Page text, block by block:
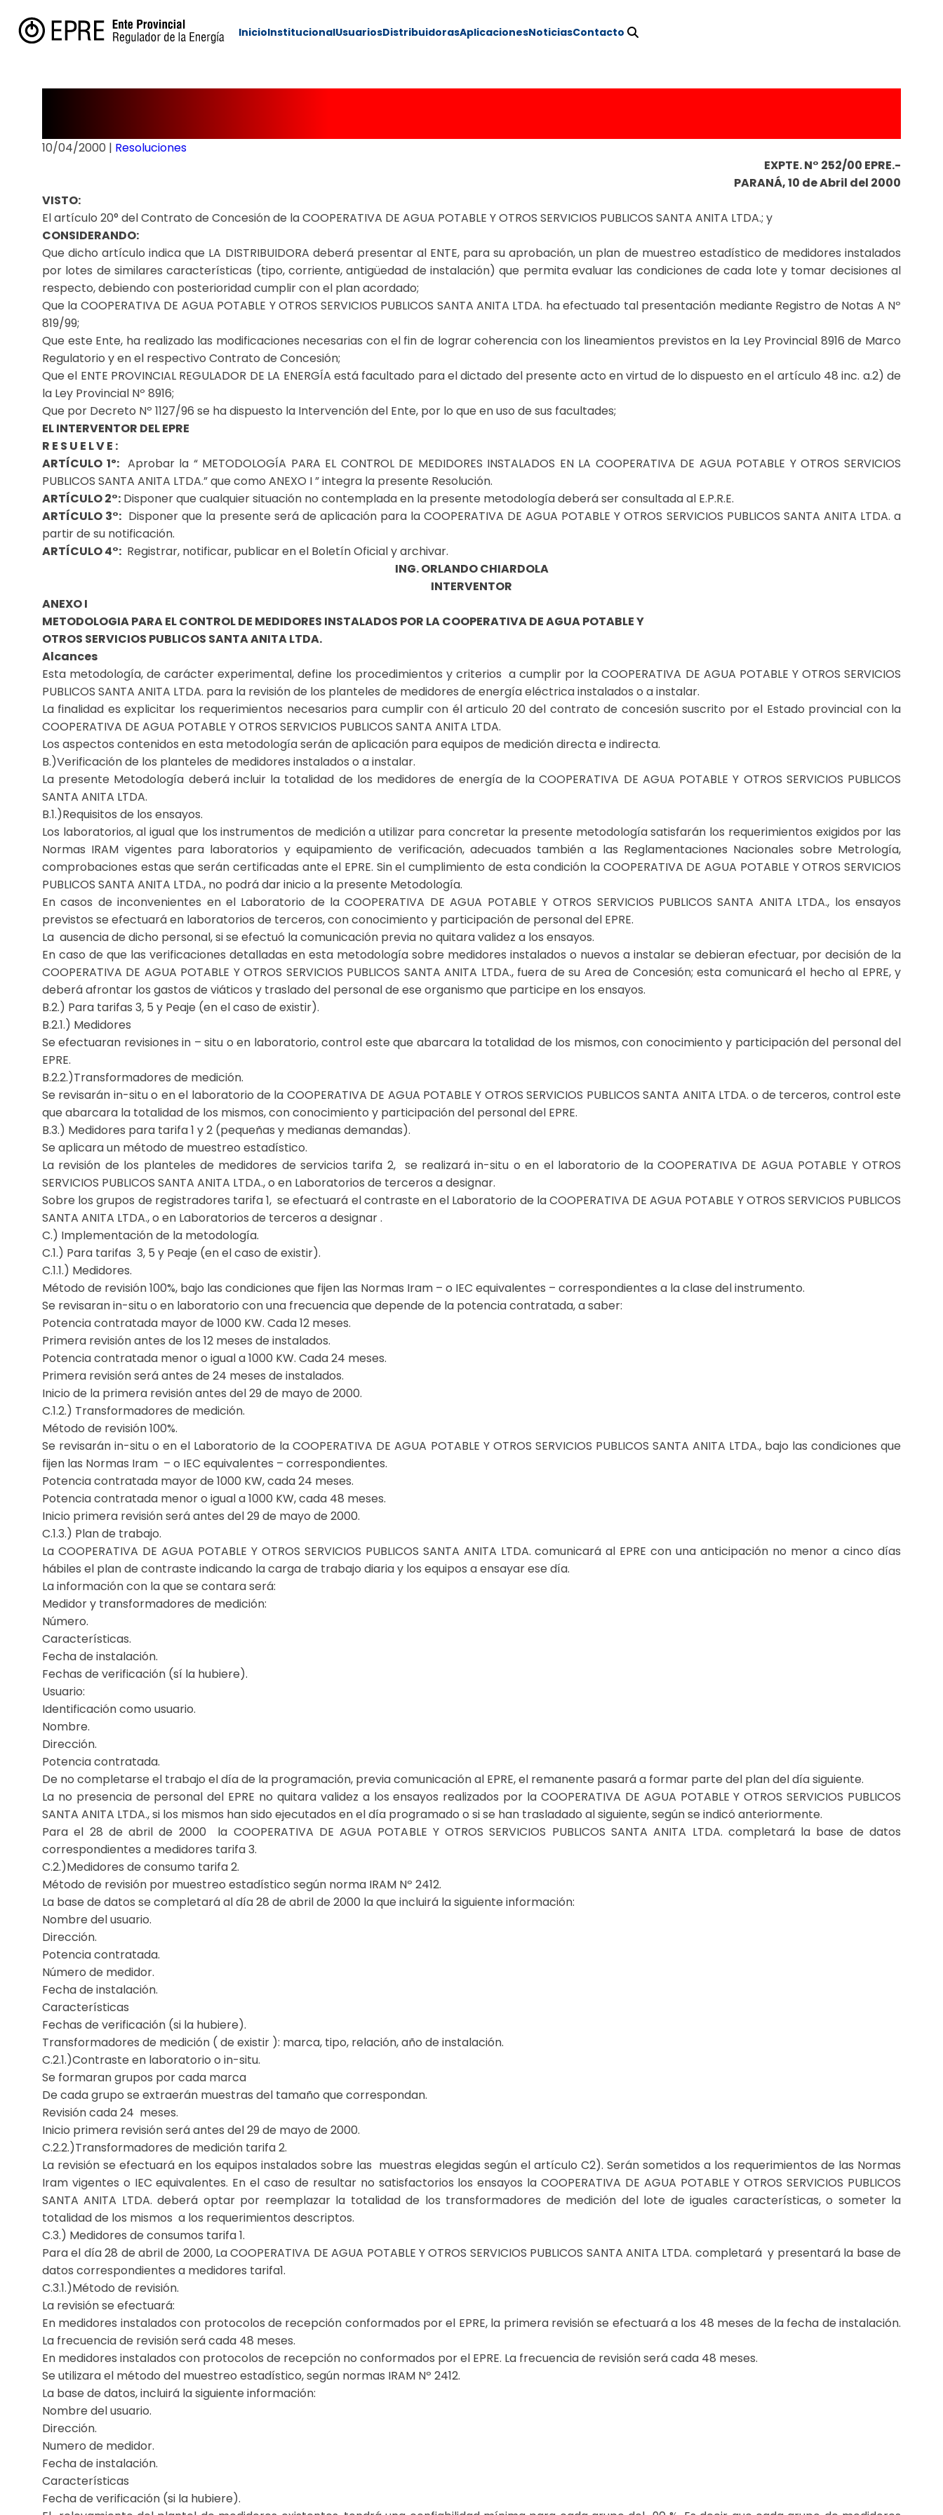
InicioInstitucionalUsuariosDistribuidorasAplicacionesNoticiasContacto
10/04/2000 | Resoluciones
EXPTE. N° 252/00 EPRE.-
PARANÁ, 10 de Abril del 2000
VISTO:
El artículo 20° del Contrato de Concesión de la COOPERATIVA DE AGUA POTABLE Y OTROS SERVICIOS PUBLICOS SANTA ANITA LTDA.; y
CONSIDERANDO:
Que dicho artículo indica que LA DISTRIBUIDORA deberá presentar al ENTE, para su aprobación, un plan de muestreo estadístico de medidores instalados
por lotes de similares características (tipo, corriente, antigüedad de instalación) que permita evaluar las condiciones de cada lote y tomar decisiones al
respecto, debiendo con posterioridad cumplir con el plan acordado;
Que la COOPERATIVA DE AGUA POTABLE Y OTROS SERVICIOS PUBLICOS SANTA ANITA LTDA. ha efectuado tal presentación mediante Registro de Notas A Nº
819/99;
Que este Ente, ha realizado las modificaciones necesarias con el fin de lograr coherencia con los lineamientos previstos en la Ley Provincial 8916 de Marco
Regulatorio y en el respectivo Contrato de Concesión;
Que el ENTE PROVINCIAL REGULADOR DE LA ENERGÍA está facultado para el dictado del presente acto en virtud de lo dispuesto en el artículo 48 inc. a.2) de
la Ley Provincial Nº 8916;
Que por Decreto Nº 1127/96 se ha dispuesto la Intervención del Ente, por lo que en uso de sus facultades;
EL INTERVENTOR DEL EPRE
R E S U E L V E :
ARTÍCULO 1º: Aprobar la “ METODOLOGÍA PARA EL CONTROL DE MEDIDORES INSTALADOS EN LA COOPERATIVA DE AGUA POTABLE Y OTROS SERVICIOS
PUBLICOS SANTA ANITA LTDA.” que como ANEXO I ” integra la presente Resolución.
ARTÍCULO 2°: Disponer que cualquier situación no contemplada en la presente metodología deberá ser consultada al E.P.R.E.
ARTÍCULO 3°: Disponer que la presente será de aplicación para la COOPERATIVA DE AGUA POTABLE Y OTROS SERVICIOS PUBLICOS SANTA ANITA LTDA. a
partir de su notificación.
ARTÍCULO 4°: Registrar, notificar, publicar en el Boletín Oficial y archivar.
ING. ORLANDO CHIARDOLA
INTERVENTOR
ANEXO I
METODOLOGIA PARA EL CONTROL DE MEDIDORES INSTALADOS POR LA COOPERATIVA DE AGUA POTABLE Y
OTROS SERVICIOS PUBLICOS SANTA ANITA LTDA.
Alcances
Esta metodología, de carácter experimental, define los procedimientos y criterios a cumplir por la COOPERATIVA DE AGUA POTABLE Y OTROS SERVICIOS
PUBLICOS SANTA ANITA LTDA. para la revisión de los planteles de medidores de energía eléctrica instalados o a instalar.
La finalidad es explicitar los requerimientos necesarios para cumplir con él articulo 20 del contrato de concesión suscrito por el Estado provincial con la
COOPERATIVA DE AGUA POTABLE Y OTROS SERVICIOS PUBLICOS SANTA ANITA LTDA.
Los aspectos contenidos en esta metodología serán de aplicación para equipos de medición directa e indirecta.
B.)Verificación de los planteles de medidores instalados o a instalar.
La presente Metodología deberá incluir la totalidad de los medidores de energía de la COOPERATIVA DE AGUA POTABLE Y OTROS SERVICIOS PUBLICOS
SANTA ANITA LTDA.
B.1.)Requisitos de los ensayos.
Los laboratorios, al igual que los instrumentos de medición a utilizar para concretar la presente metodología satisfarán los requerimientos exigidos por las
Normas IRAM vigentes para laboratorios y equipamiento de verificación, adecuados también a las Reglamentaciones Nacionales sobre Metrología,
comprobaciones estas que serán certificadas ante el EPRE. Sin el cumplimiento de esta condición la COOPERATIVA DE AGUA POTABLE Y OTROS SERVICIOS
PUBLICOS SANTA ANITA LTDA., no podrá dar inicio a la presente Metodología.
En casos de inconvenientes en el Laboratorio de la COOPERATIVA DE AGUA POTABLE Y OTROS SERVICIOS PUBLICOS SANTA ANITA LTDA., los ensayos
previstos se efectuará en laboratorios de terceros, con conocimiento y participación de personal del EPRE.
La ausencia de dicho personal, si se efectuó la comunicación previa no quitara validez a los ensayos.
En caso de que las verificaciones detalladas en esta metodología sobre medidores instalados o nuevos a instalar se debieran efectuar, por decisión de la
COOPERATIVA DE AGUA POTABLE Y OTROS SERVICIOS PUBLICOS SANTA ANITA LTDA., fuera de su Area de Concesión; esta comunicará el hecho al EPRE, y
deberá afrontar los gastos de viáticos y traslado del personal de ese organismo que participe en los ensayos.
B.2.) Para tarifas 3, 5 y Peaje (en el caso de existir).
B.2.1.) Medidores
Se efectuaran revisiones in – situ o en laboratorio, control este que abarcara la totalidad de los mismos, con conocimiento y participación del personal del
EPRE.
B.2.2.)Transformadores de medición.
Se revisarán in-situ o en el laboratorio de la COOPERATIVA DE AGUA POTABLE Y OTROS SERVICIOS PUBLICOS SANTA ANITA LTDA. o de terceros, control este
que abarcara la totalidad de los mismos, con conocimiento y participación del personal del EPRE.
B.3.) Medidores para tarifa 1 y 2 (pequeñas y medianas demandas).
Se aplicara un método de muestreo estadístico.
La revisión de los planteles de medidores de servicios tarifa 2, se realizará in-situ o en el laboratorio de la COOPERATIVA DE AGUA POTABLE Y OTROS
SERVICIOS PUBLICOS SANTA ANITA LTDA., o en Laboratorios de terceros a designar.
Sobre los grupos de registradores tarifa 1, se efectuará el contraste en el Laboratorio de la COOPERATIVA DE AGUA POTABLE Y OTROS SERVICIOS PUBLICOS
SANTA ANITA LTDA., o en Laboratorios de terceros a designar .
C.) Implementación de la metodología.
C.1.) Para tarifas 3, 5 y Peaje (en el caso de existir).
C.1.1.) Medidores.
Método de revisión 100%, bajo las condiciones que fijen las Normas Iram – o IEC equivalentes – correspondientes a la clase del instrumento.
Se revisaran in-situ o en laboratorio con una frecuencia que depende de la potencia contratada, a saber:
Potencia contratada mayor de 1000 KW. Cada 12 meses.
Primera revisión antes de los 12 meses de instalados.
Potencia contratada menor o igual a 1000 KW. Cada 24 meses.
Primera revisión será antes de 24 meses de instalados.
Inicio de la primera revisión antes del 29 de mayo de 2000.
C.1.2.) Transformadores de medición.
Método de revisión 100%.
Se revisarán in-situ o en el Laboratorio de la COOPERATIVA DE AGUA POTABLE Y OTROS SERVICIOS PUBLICOS SANTA ANITA LTDA., bajo las condiciones que
fijen las Normas Iram – o IEC equivalentes – correspondientes.
Potencia contratada mayor de 1000 KW, cada 24 meses.
Potencia contratada menor o igual a 1000 KW, cada 48 meses.
Inicio primera revisión será antes del 29 de mayo de 2000.
C.1.3.) Plan de trabajo.
La COOPERATIVA DE AGUA POTABLE Y OTROS SERVICIOS PUBLICOS SANTA ANITA LTDA. comunicará al EPRE con una anticipación no menor a cinco días
hábiles el plan de contraste indicando la carga de trabajo diaria y los equipos a ensayar ese día.
La información con la que se contara será:
Medidor y transformadores de medición:
Número.
Características.
Fecha de instalación.
Fechas de verificación (sí la hubiere).
Usuario:
Identificación como usuario.
Nombre.
Dirección.
Potencia contratada.
De no completarse el trabajo el día de la programación, previa comunicación al EPRE, el remanente pasará a formar parte del plan del día siguiente.
La no presencia de personal del EPRE no quitara validez a los ensayos realizados por la COOPERATIVA DE AGUA POTABLE Y OTROS SERVICIOS PUBLICOS
SANTA ANITA LTDA., si los mismos han sido ejecutados en el día programado o si se han trasladado al siguiente, según se indicó anteriormente.
Para el 28 de abril de 2000 la COOPERATIVA DE AGUA POTABLE Y OTROS SERVICIOS PUBLICOS SANTA ANITA LTDA. completará la base de datos
correspondientes a medidores tarifa 3.
C.2.)Medidores de consumo tarifa 2.
Método de revisión por muestreo estadístico según norma IRAM Nº 2412.
La base de datos se completará al día 28 de abril de 2000 la que incluirá la siguiente información:
Nombre del usuario.
Dirección.
Potencia contratada.
Número de medidor.
Fecha de instalación.
Características
Fechas de verificación (si la hubiere).
Transformadores de medición ( de existir ): marca, tipo, relación, año de instalación.
C.2.1.)Contraste en laboratorio o in-situ.
Se formaran grupos por cada marca
De cada grupo se extraerán muestras del tamaño que correspondan.
Revisión cada 24 meses.
Inicio primera revisión será antes del 29 de mayo de 2000.
C.2.2.)Transformadores de medición tarifa 2.
La revisión se efectuará en los equipos instalados sobre las muestras elegidas según el artículo C2). Serán sometidos a los requerimientos de las Normas
Iram vigentes o IEC equivalentes. En el caso de resultar no satisfactorios los ensayos la COOPERATIVA DE AGUA POTABLE Y OTROS SERVICIOS PUBLICOS
SANTA ANITA LTDA. deberá optar por reemplazar la totalidad de los transformadores de medición del lote de iguales características, o someter la
totalidad de los mismos a los requerimientos descriptos.
C.3.) Medidores de consumos tarifa 1.
Para el día 28 de abril de 2000, La COOPERATIVA DE AGUA POTABLE Y OTROS SERVICIOS PUBLICOS SANTA ANITA LTDA. completará y presentará la base de
datos correspondientes a medidores tarifa1.
C.3.1.)Método de revisión.
La revisión se efectuará:
En medidores instalados con protocolos de recepción conformados por el EPRE, la primera revisión se efectuará a los 48 meses de la fecha de instalación.
La frecuencia de revisión será cada 48 meses.
En medidores instalados con protocolos de recepción no conformados por el EPRE. La frecuencia de revisión será cada 48 meses.
Se utilizara el método del muestreo estadístico, según normas IRAM Nº 2412.
La base de datos, incluirá la siguiente información:
Nombre del usuario.
Dirección.
Numero de medidor.
Fecha de instalación.
Características
Fecha de verificación (si la hubiere).